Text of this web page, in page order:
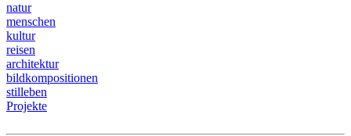
natur
menschen
kultur
reisen
architektur
bildkompositionen
stilleben
Projekte